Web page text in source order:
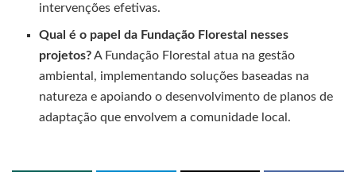
intervenções efetivas.
Qual é o papel da Fundação Florestal nesses
projetos?A Fundação Florestal atua na gestão
ambiental, implementando soluções baseadas na
natureza e apoiando o desenvolvimento de planos de
adaptação que envolvem a comunidade local.